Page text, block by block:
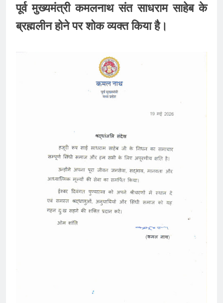
पूर्व मुख्यमंत्री कमलनाथ संत साधराम साहेब के
ब्रह्मलीन होने पर शोक व्यक्त किया है।